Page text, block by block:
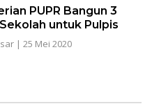
PUPR Bangun 3
untuk Pulpis
| 25 Mei 2020